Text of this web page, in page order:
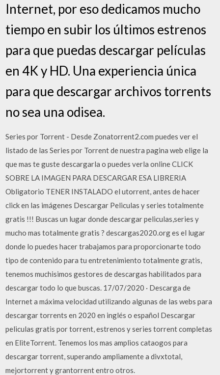
Internet, por eso dedicamos mucho
tiempo en subir los últimos estrenos
para que puedas descargar películas
en 4K y HD. Una experiencia única
para que descargar archivos torrents
no sea una odisea.
Series por Torrent - Desde Zonatorrent2.com puedes ver el
listado de las Series por Torrent de nuestra pagina web elige la
que mas te guste descargarla o puedes verla online CLICK
SOBRE LA IMAGEN PARA DESCARGAR ESA LIBRERIA
Obligatorio TENER INSTALADO el utorrent, antes de hacer
click en las imágenes Descargar Peliculas y series totalmente
gratis !!! Buscas un lugar donde descargar peliculas,series y
mucho mas totalmente gratis ? descargas2020.org es el lugar
donde lo puedes hacer trabajamos para proporcionarte todo
tipo de contenido para tu entretenimiento totalmente gratis,
tenemos muchisimos gestores de descargas habilitados para
descargar todo lo que buscas. 17/07/2020 · Descarga de
Internet a máxima velocidad utilizando algunas de las webs para
descargar torrents en 2020 en inglés o español Descargar
peliculas gratis por torrent, estrenos y series torrent completas
en EliteTorrent. Tenemos los mas amplios cataogos para
descargar torrent, superando ampliamente a divxtotal,
mejortorrent y grantorrent entro otros.